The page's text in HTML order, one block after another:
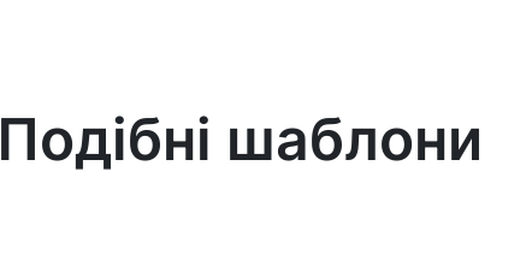
Подібні шаблони